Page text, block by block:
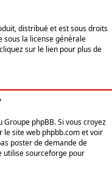
distribué et est sous droits
sous la license générale
sur le lien pour plus de
phpBB. Si vous croyez
site web phpbb.com et voir
poster de demande de
utilise sourceforge pour